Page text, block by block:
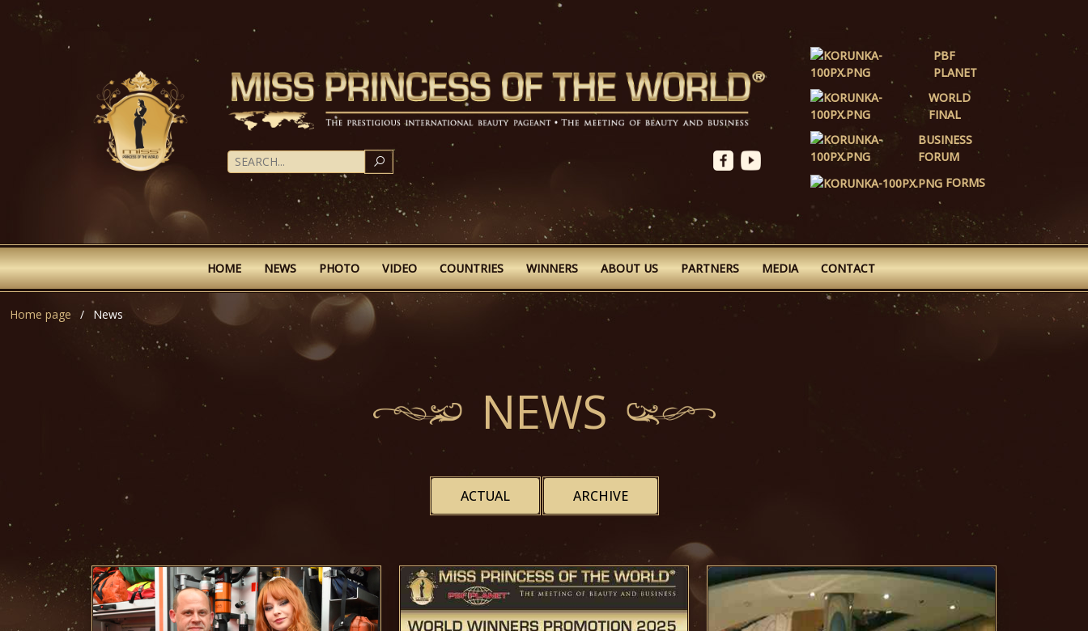
SEARCH
PBF
PLANET
WORLD
FINAL
BUSINESS
FORUM
FORMS
HOME NEWS PHOTO VIDEO COUNTRIES WINNERS ABOUT US PARTNERS MEDIA CONTACT
Home page News
NEWS
ACTUAL ARCHIVE